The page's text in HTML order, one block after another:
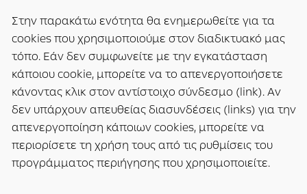
Στην παρακάτω ενότητα θα ενημερωθείτε για τα
cookies που χρησιμοποιούμε στον διαδικτυακό μας
τόπο. Εάν δεν συμφωνείτε με την εγκατάσταση
κάποιου cookie, μπορείτε να το απενεργοποιήσετε
κάνοντας κλικ στον αντίστοιχο σύνδεσμο (link). Αν
δεν υπάρχουν απευθείας διασυνδέσεις (links) για την
απενεργοποίηση κάποιων cookies, μπορείτε να
περιορίσετε τη χρήση τους από τις ρυθμίσεις του
προγράμματος περιήγησης που χρησιμοποιείτε.